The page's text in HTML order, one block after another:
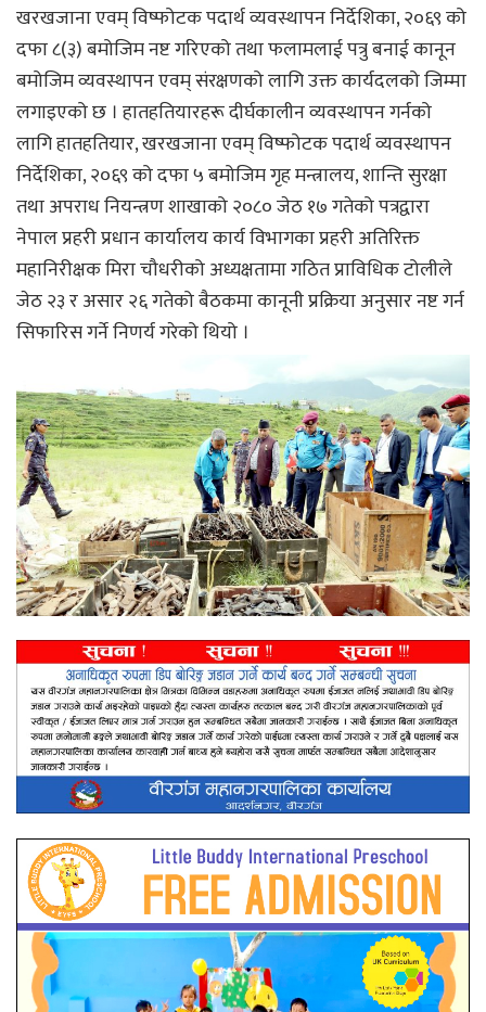
खरखजाना एवम् विष्फोटक पदार्थ व्यवस्थापन निर्देशिका, २०६९ को
दफा ८(३) बमोजिम नष्ट गरिएको तथा फलामलाई पत्रु बनाई कानून
बमोजिम व्यवस्थापन एवम् संरक्षणको लागि उक्त कार्यदलको जिम्मा
लगाइएको छ । हातहतियारहरू दीर्घकालीन व्यवस्थापन गर्नको
लागि हातहतियार, खरखजाना एवम् विष्फोटक पदार्थ व्यवस्थापन
निर्देशिका, २०६९ को दफा ५ बमोजिम गृह मन्त्रालय, शान्ति सुरक्षा
तथा अपराध नियन्त्रण शाखाको २०८० जेठ १७ गतेको पत्रद्वारा
नेपाल प्रहरी प्रधान कार्यालय कार्य विभागका प्रहरी अतिरिक्त
महानिरीक्षक मिरा चौधरीको अध्यक्षतामा गठित प्राविधिक टोलीले
जेठ २३ र असार २६ गतेको बैठकमा कानूनी प्रक्रिया अनुसार नष्ट गर्न
सिफारिस गर्ने निणर्य गरेको थियो ।